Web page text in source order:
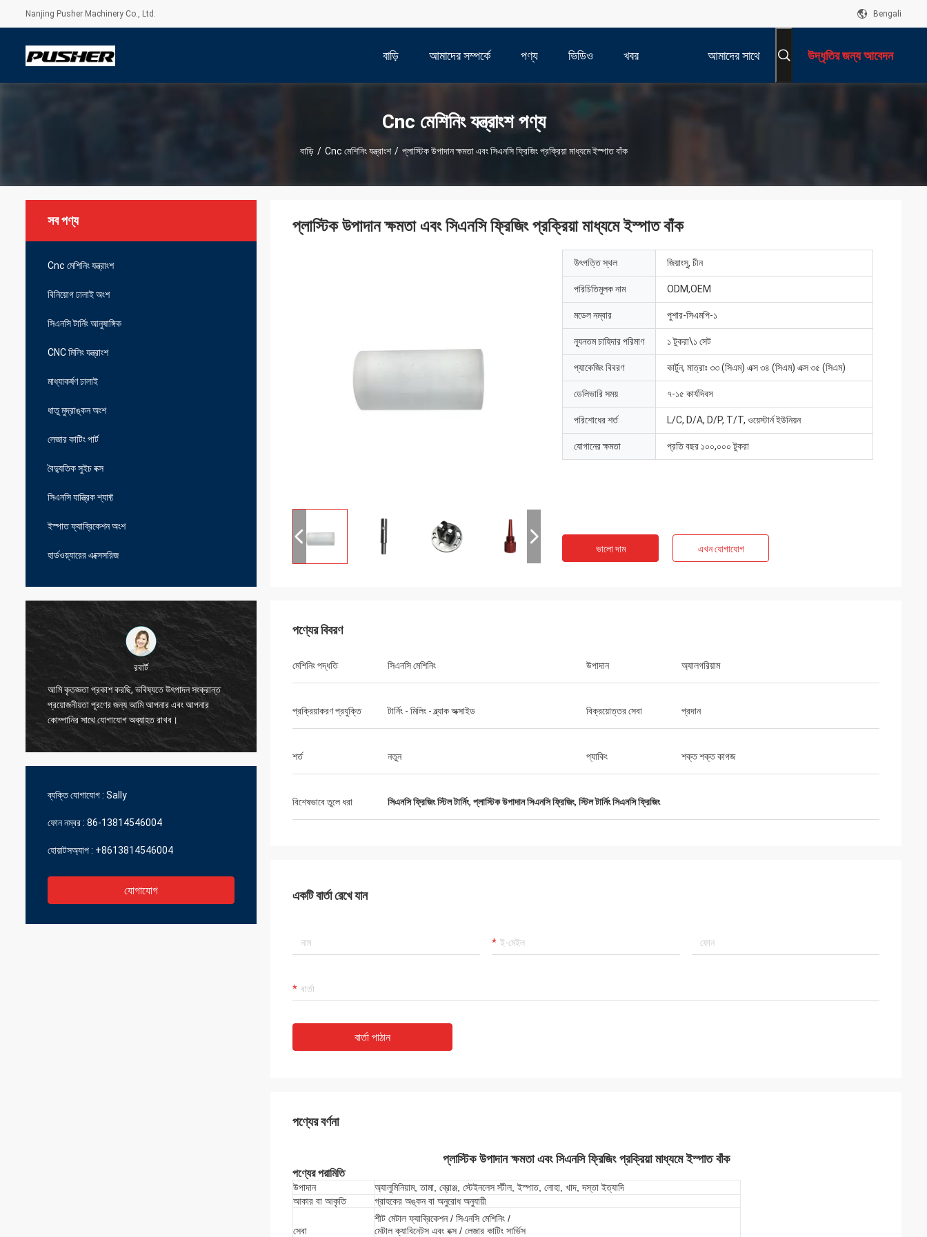
Nanjing Pusher Machinery Co., Ltd. Bengali
বাড়ি আমাদের সম্পর্কে পণ্য ভিডিও খবর আমাদের সাথে উদ্ধৃতির জন্য আবেদন
Cnc মেশিনিং যন্ত্রাংশ পণ্য
বাড়ি / Cnc মেশিনিং যন্ত্রাংশ / প্লাস্টিক উপাদান ক্ষমতা এবং সিএনসি ফ্রিজিং প্রক্রিয়া মাধ্যমে ইস্পাত বাঁক
সব পণ্য
Cnc মেশিনিং যন্ত্রাংশ
বিনিয়োগ ঢালাই অংশ
সিএনসি টার্নিং আনুষাঙ্গিক
CNC মিলিং যন্ত্রাংশ
মাধ্যাকর্ষণ ঢালাই
ধাতু মুদ্রাঙ্কন অংশ
লেজার কাটিং পার্ট
বৈদ্যুতিক সুইচ বক্স
সিএনসি যান্ত্রিক শ্যাফ্ট
ইস্পাত ফ্যাব্রিকেশন অংশ
হার্ডওয়্যারের এক্সেসরিজ
রবার্ট
আমি কৃতজ্ঞতা প্রকাশ করছি, ভবিষ্যতে উৎপাদন সংক্রান্ত
প্রয়োজনীয়তা পূরণের জন্য আমি আপনার এবং আপনার
কোম্পানির সাথে যোগাযোগ অব্যাহত রাখব।
আমাদের জন্য খুবই ভালো এবং সহায়ক।
ব্যক্তি যোগাযোগ : Sally
ফোন নম্বর : 86-13814546004
হোয়াটসঅ্যাপ : +8613814546004
যোগাযোগ
প্লাস্টিক উপাদান ক্ষমতা এবং সিএনসি ফ্রিজিং প্রক্রিয়া মাধ্যমে ইস্পাত বাঁক
উৎপত্তি স্থল জিয়াংসু, চীন
পরিচিতিমুলক নাম ODM,OEM
মডেল নম্বার পুশার-সিএমপি-১
ন্যূনতম চাহিদার পরিমাণ ১ টুকরা\১ সেট
প্যাকেজিং বিবরণ কার্টুন, মাত্রাঃ ৩৩ (সিএম) এক্স ৩৪ (সিএম) এক্স ৩৫ (সিএম)
ডেলিভারি সময় ৭-১৫ কার্যদিবস
পরিশোধের শর্ত L/C, D/A, D/P, T/T, ওয়েস্টার্ন ইউনিয়ন
যোগানের ক্ষমতা প্রতি বছর ১০০,০০০ টুকরা
ভালো দাম এখন যোগাযোগ
পণ্যের বিবরণ
মেশিনিং পদ্ধতি সিএনসি মেশিনিং উপাদান অ্যালগরিয়াম
প্রক্রিয়াকরণ প্রযুক্তি টার্নিং - মিলিং - ব্ল্যাক অক্সাইড বিক্রয়োত্তর সেবা প্রদান
শর্ত নতুন প্যাকিং শক্ত শক্ত কাগজ
বিশেষভাবে তুলে ধরা সিএনসি ফ্রিজিং স্টিল টার্নিং, প্লাস্টিক উপাদান সিএনসি ফ্রিজিং, স্টিল টার্নিং সিএনসি ফ্রিজিং
একটি বার্তা রেখে যান
বার্তা পাঠান
পণ্যের বর্ণনা
প্লাস্টিক উপাদান ক্ষমতা এবং সিএনসি ফ্রিজিং প্রক্রিয়া মাধ্যমে ইস্পাত বাঁক
পণ্যের পরামিতি
উপাদান
অ্যালুমিনিয়াম, তামা, ব্রোঞ্জ, স্টেইনলেস স্টীল, ইস্পাত, লোহা, খাদ, দস্তা ইত্যাদি
আকার বা আকৃতি
গ্রাহকের অঙ্কন বা অনুরোধ অনুযায়ী
সেবা
শীট মেটাল ফ্যাব্রিকেশন / সিএনসি মেশিনিং /
মেটাল ক্যাবিনেটস এবং বক্স / লেজার কাটিং সার্ভিস